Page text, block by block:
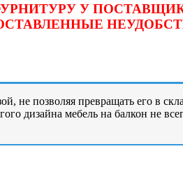
У
не позволяя превращать его в
дизайна мебель на балкон не